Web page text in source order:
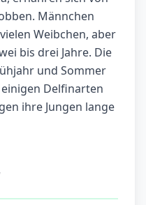
Männchen
Weibchen, aber
bis drei Jahre. Die
und Sommer
Delfinarten
ihre Jungen lange